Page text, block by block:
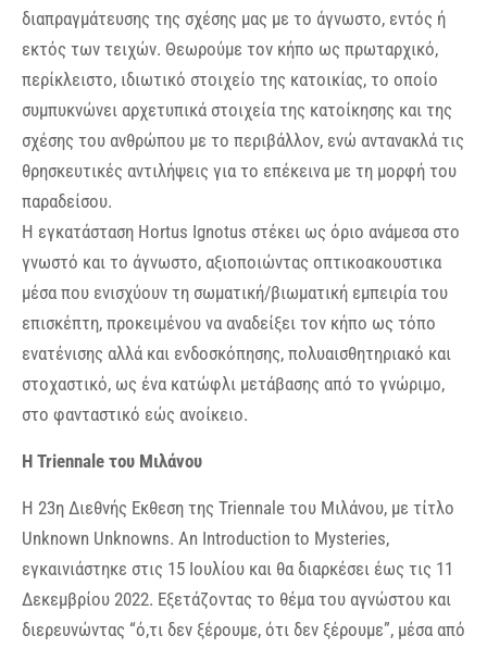
διαπραγμάτευσης της σχέσης μας με το άγνωστο, εντός ή
εκτός των τειχών. Θεωρούμε τον κήπο ως πρωταρχικό,
περίκλειστο, ιδιωτικό στοιχείο της κατοικίας, το οποίο
συμπυκνώνει αρχετυπικά στοιχεία της κατοίκησης και της
σχέσης του ανθρώπου με το περιβάλλον, ενώ αντανακλά τις
θρησκευτικές αντιλήψεις για το επέκεινα με τη μορφή του
παραδείσου.
Η εγκατάσταση Hortus Ignotus στέκει ως όριο ανάμεσα στο
γνωστό και το άγνωστο, αξιοποιώντας οπτικοακουστικα
μέσα που ενισχύουν τη σωματική/βιωματική εμπειρία του
επισκέπτη, προκειμένου να αναδείξει τον κήπο ως τόπο
ενατένισης αλλά και ενδοσκόπησης, πολυαισθητηριακό και
στοχαστικό, ως ένα κατώφλι μετάβασης από το γνώριμο,
στο φανταστικό εώς ανοίκειο.
H Triennale του Μιλάνου
Η 23η Διεθνής Εκθεση της Triennale του Μιλάνου, με τίτλο
Unknown Unknowns. An Introduction to Mysteries,
εγκαινιάστηκε στις 15 Ιουλίου και θα διαρκέσει έως τις 11
Δεκεμβρίου 2022. Εξετάζοντας το θέμα του αγνώστου και
διερευνώντας “ό,τι δεν ξέρουμε, ότι δεν ξέρουμε”, μέσα από